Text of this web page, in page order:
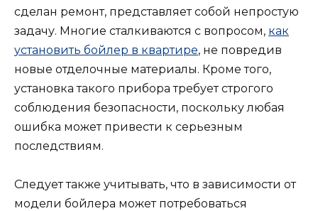
сделан ремонт, представляет собой непростую
задачу. Многие сталкиваются с вопросом, как
установить бойлер в квартире, не повредив
новые отделочные материалы. Кроме того,
установка такого прибора требует строгого
соблюдения безопасности, поскольку любая
ошибка может привести к серьезным
последствиям.
Следует также учитывать, что в зависимости от
модели бойлера может потребоваться